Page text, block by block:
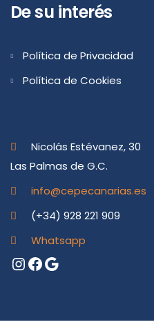
De su interés
Política de Privacidad
Política de Cookies
Nicolás Estévanez, 30
Las Palmas de G.C.
info@cepecanarias.es
(+34) 928 221 909
Whatsapp